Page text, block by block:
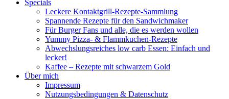
Specials
Leckere Kontaktgrill-Rezepte-Sammlung
Spannende Rezepte für den Sandwichmaker
Für Burger Fans und alle, die es werden wollen
Yummy Pizza- & Flammkuchen-Rezepte
Abwechslungsreiches low carb Essen: Einfach und
lecker!
Kaffee – Rezepte mit schwarzem Gold
Über mich
Impressum
Nutzungsbedingungen & Datenschutz